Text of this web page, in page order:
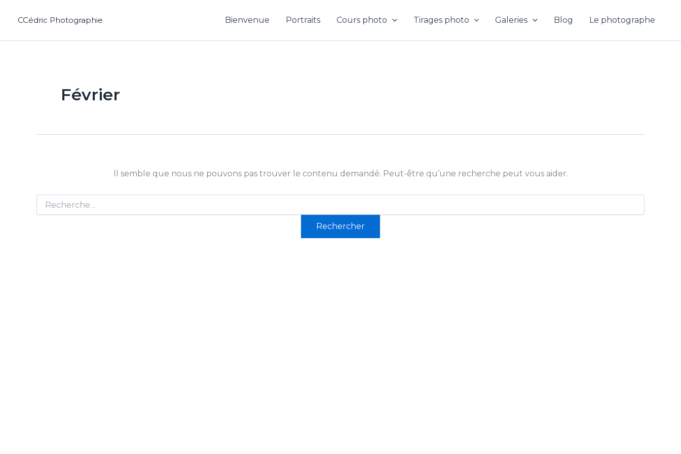
CCédric Photographie Bienvenue Portraits Cours photo Tirages photo Galeries Blog Le photographe
Février
Il semble que nous ne pouvons pas trouver le contenu demandé. Peut-être qu’une recherche peut vous aider.
Rechercher :